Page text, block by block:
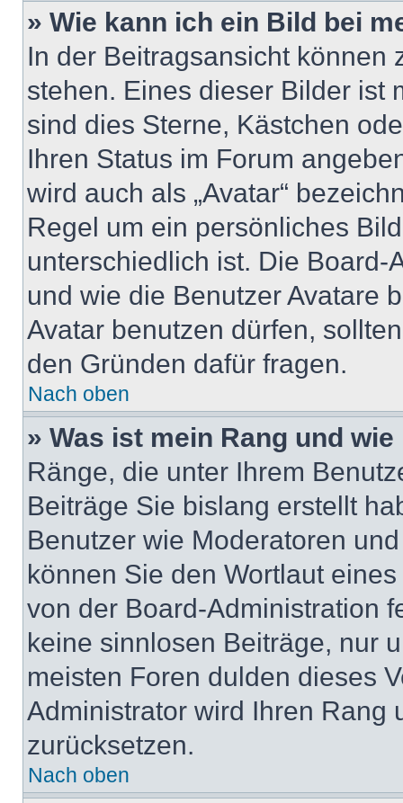
» Wie kann ich ein Bild bei
In der Beitragsansicht können
stehen. Eines dieser Bilder ist
sind dies Sterne, Kästchen
Ihren Status im Forum
wird auch als „Avatar“
Regel um ein persönliches
unterschiedlich ist. Die
und wie die Benutzer Avatare
Avatar benutzen dürfen,
den Gründen dafür fragen.
Nach oben
» Was ist mein Rang und
Ränge, die unter Ihrem
Beiträge Sie bislang erstellt
Benutzer wie Moderatoren
können Sie den Wortlaut
von der Board-Administration
keine sinnlosen Beiträge, nur
meisten Foren dulden dieses
Administrator wird Ihren Rang
zurücksetzen.
Nach oben